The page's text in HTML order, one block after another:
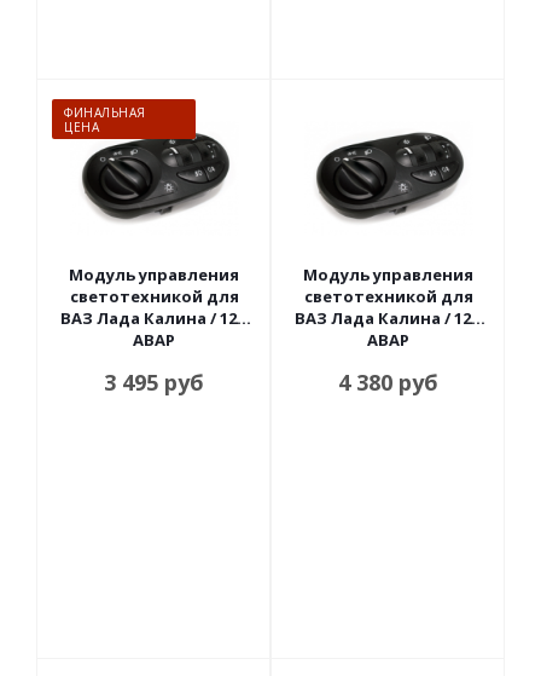
ФИНАЛЬНАЯ
ЦЕНА
Модуль управления
светотехникой для
ВАЗ Лада Калина / 12В
АВАР
3 495 руб
Модуль управления
светотехникой для
ВАЗ Лада Калина / 12В
АВАР
4 380 руб